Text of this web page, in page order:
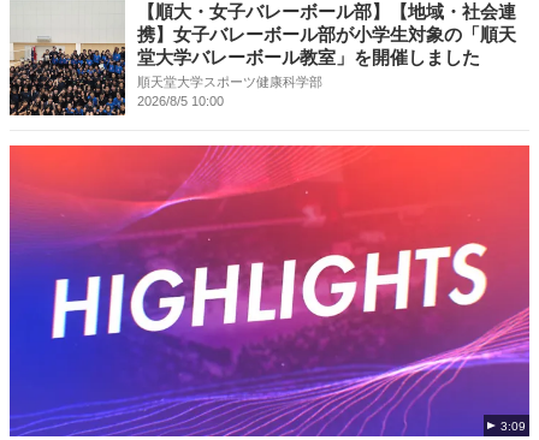
【順大・女子バレーボール部】【地域・社会連
携】女子バレーボール部が小学生対象の「順天
堂大学バレーボール教室」を開催しました
順天堂大学スポーツ健康科学部
2026/8/5 10:00
3:09